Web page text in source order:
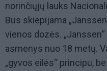
norinčiųjų lauks
Bus skiepijama
vienos dozės.
asmenys nuo 18 metų.
„gyvos eilės“ principu,